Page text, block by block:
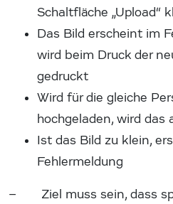
Schaltfläche „Upload“
Das Bild erscheint im
wird beim Druck der
gedruckt
Wird für die gleiche
hochgeladen, wird
Ist das Bild zu klein,
Fehlermeldung
– Ziel muss sein, dass